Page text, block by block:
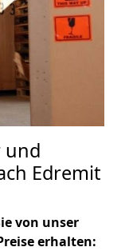
und
Edremit
von unser
erhalten: